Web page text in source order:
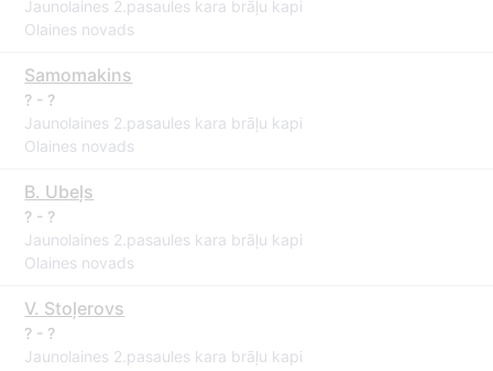
Jaunolaines 2.pasaules kara brāļu kapi
Olaines novads
Samomakins
? - ?
Jaunolaines 2.pasaules kara brāļu kapi
Olaines novads
B. Ubeļs
? - ?
Jaunolaines 2.pasaules kara brāļu kapi
Olaines novads
V. Stoļerovs
? - ?
Jaunolaines 2.pasaules kara brāļu kapi